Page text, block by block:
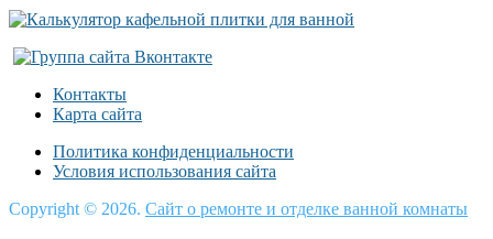
Контакты
Карта сайта
Политика конфиденциальности
Условия использования сайта
Copyright © 2026. Сайт о ремонте и отделке ванной комнаты